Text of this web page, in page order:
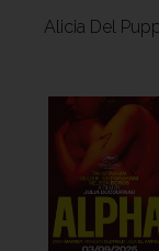
Alicia Del